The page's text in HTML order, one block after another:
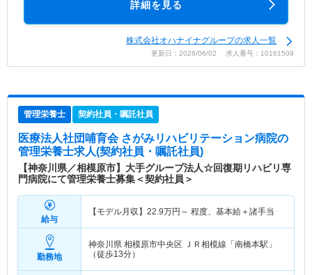
詳細を見る
株式会社オハナイナグループの求人一覧
更新日：2026/06/02 求人番号：10161509
管理栄養士 契約社員・嘱託社員
医療法人社団哺育会 さがみリハビリテーション病院の
管理栄養士求人(契約社員・嘱託社員)
【神奈川県／相模原市】大手グループ法人☆回復期リハビリ専
門病院にて管理栄養士募集＜契約社員＞
給与
【モデル月収】 22.9万円～ 程度、基本給＋諸手当
勤務地
神奈川県 相模原市中央区 ＪＲ相模線「南橋本駅」
（徒歩13分）